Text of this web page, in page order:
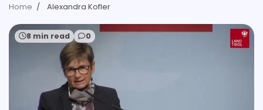
Home Alexandra Kofler
8 min read 0